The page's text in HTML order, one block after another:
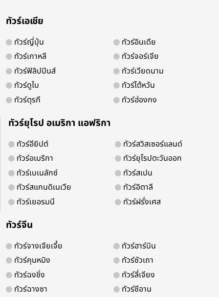
พร้อมโปรโมชั่นพิเศษ ก่อนใคร
จองออนไลน์ 24 ชม.
ติดตามเพื่อรับโปรโมชั่น และสิทธิพิเ
ทัวร์เอเชีย
ทัวร์ญี่ปุ่น
ทัวร์เกาหลี
ทัวร์ฟิลิปปินส์
ทัวร์ดูไบ
ทัวร์ตุรกี
ทัวร์อินเดีย
ทัวร์จอร์เจีย
ทัวร์เวียดนาม
ทัวร์ไต้หวัน
ทัวร์ฮ่องกง
ทัวร์ยุโรป อเมริกา แอฟริกา
ทัวร์อียิปต์
ทัวร์อเมริกา
ทัวร์เบเนลักซ์
ทัวร์สแกนดิเนเวีย
ทัวร์เยอรมนี
ทัวร์สวิสเซอร์แลนด์
ทัวร์ยุโรปตะวันออก
ทัวร์สเปน
ทัวร์อิตาลี
ทัวร์ฝรั่งเศส
ทัวร์จีน
ทัวร์จางเจียเจี้ย
ทัวร์คุนหมิง
ทัวร์ฉงชิ่ง
ทัวร์ฉางซา
ทัวร์ฮาร์บิน
ทัวร์ซัวเถา
ทัวร์ลี่เจียง
ทัวร์ซีอาน